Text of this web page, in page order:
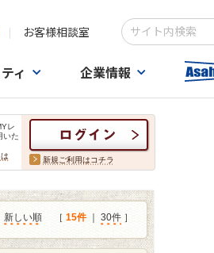
お客様相談室
検索キーワード入力
ィ 企業情報
レ
いた
新規ご利用はコチラ
新しい順 ［ 15件｜ 30件 ］